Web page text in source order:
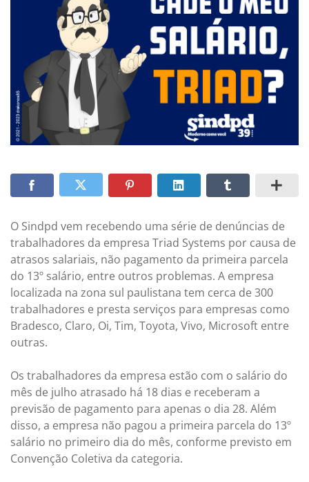
O Sindpd vem recebendo uma série de denúncias de
trabalhadores da empresa Triad Systems por causa de
atrasos salariais, não pagamento da primeira parcela
do 13º salário, entre outros problemas. A empresa
localizada na zona sul paulistana tem cerca de 300
trabalhadores e presta serviços para empresas como
Bradesco, Claro, Oi, Tim, Toyota, Vivo, Microsoft entre
outras.
Os trabalhadores da empresa estão com o salário do
mês de julho atrasado há 18 dias e receberam a
previsão de pagamento para apenas o dia 28. Além
disso, a empresa não pagou a primeira parcela do 13º
salário no primeiro dia do mês, conforme previsto em
Convenção Coletiva da categoria.